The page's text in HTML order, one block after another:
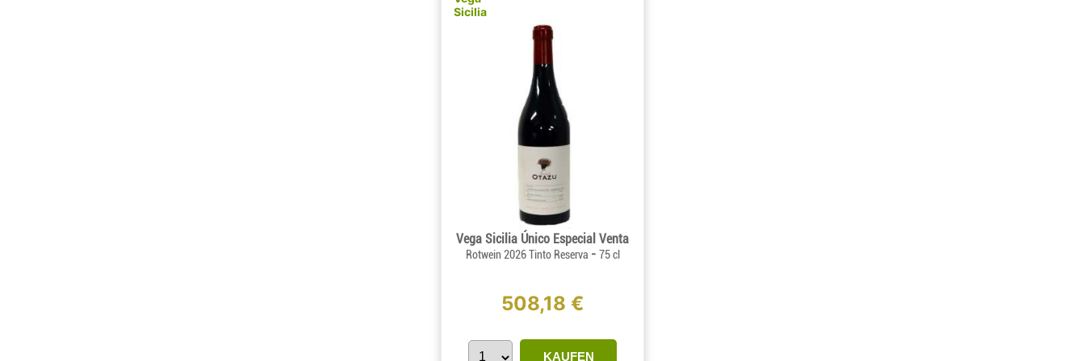
Sicilia
Vega Sicilia Único Especial Venta
Rotwein 2026 Tinto Reserva - 75 cl
508,18 €
KAUFEN